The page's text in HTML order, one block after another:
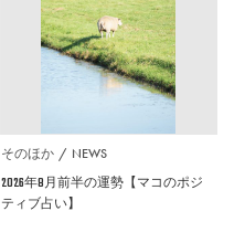
そのほか NEWS
2026年8月前半の運勢【マコのポジ
ティブ占い】